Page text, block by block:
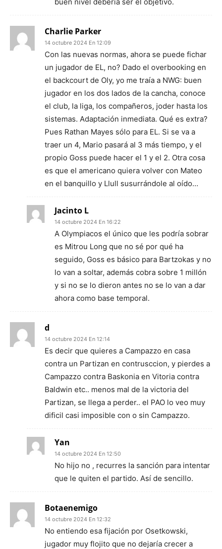
Charlie Parker
14 octubre 2024 En 12:09
Con las nuevas normas, ahora se puede fichar
un jugador de EL, no? Dado el overbooking en
el backcourt de Oly, yo me traía a NWG: buen
jugador en los dos lados de la cancha, conoce
el club, la liga, los compañeros, joder hasta los
sistemas. Adaptación inmediata. Qué es extra?
Pues Rathan Mayes sólo para EL. Si se va a
traer un 4, Mario pasará al 3 más tiempo, y el
propio Goss puede hacer el 1 y el 2. Otra cosa
es que el americano quiera volver con Mateo
en el banquillo y Llull susurrándole al oído…
Jacinto L
14 octubre 2024 En 16:22
A Olympiacos el único que les podría sobrar
es Mitrou Long que no sé por qué ha
seguido, Goss es básico para Bartzokas y no
lo van a soltar, además cobra sobre 1 millón
y si no se lo dieron antes no se lo van a dar
ahora como base temporal.
d
14 octubre 2024 En 12:14
Es decir que quieres a Campazzo en casa
contra un Partizan en contrusccion, y pierdes a
Campazzo contra Baskonia en Vitoria contra
Baldwin etc.. menos mal de la victoria del
Partizan, se llega a perder.. el PAO lo veo muy
dificil casi imposible con o sin Campazzo.
Yan
14 octubre 2024 En 12:50
No hijo no , recurres la sanción para intentar
que le quiten el partido. Así de sencillo.
Botaenemigo
14 octubre 2024 En 12:32
No entiendo esa fijación por Osetkowski,
jugador muy flojito que no dejaría crecer a